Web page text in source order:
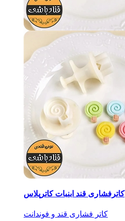
کاترفشاری قند ابنبات کاترپلاس
کاتر فشاری قند و فوندانت